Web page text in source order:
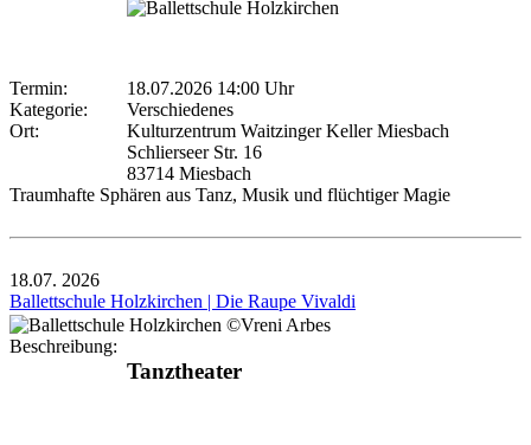
Termin:
18.07.2026 14:00 Uhr
Kategorie:
Verschiedenes
Ort:
Kulturzentrum Waitzinger Keller Miesbach
Schlierseer Str. 16
83714 Miesbach
Traumhafte Sphären aus Tanz, Musik und flüchtiger Magie
18.07. 2026
Ballettschule Holzkirchen | Die Raupe Vivaldi
Beschreibung:
Tanztheater